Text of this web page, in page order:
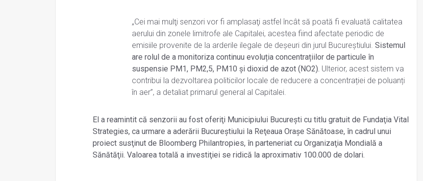
„Cei mai mulţi senzori vor fi amplasaţi astfel încât să poată fi evaluată calitatea
aerului din zonele limitrofe ale Capitalei, acestea fiind afectate periodic de
emisiile provenite de la arderile ilegale de deşeuri din jurul Bucureștiului. Sistemul
are rolul de a monitoriza continuu evoluția concentrațiilor de particule în
suspensie PM1, PM2,5, PM10 și dioxid de azot (NO2). Ulterior, acest sistem va
contribui la dezvoltarea politicilor locale de reducere a concentrației de poluanți
în aer”, a detaliat primarul general al Capitalei.
El a reamintit că senzorii au fost oferiţi Municipiului Bucureşti cu titlu gratuit de Fundaţia Vital
Strategies, ca urmare a aderării Bucureștiului la Reţeaua Oraşe Sănătoase, în cadrul unui
proiect susţinut de Bloomberg Philantropies, în parteneriat cu Organizaţia Mondială a
Sănătăţii. Valoarea totală a investiţiei se ridică la aproximativ 100.000 de dolari.